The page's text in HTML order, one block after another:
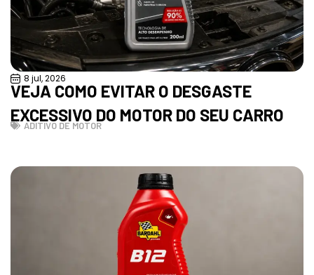
8 jul, 2026
VEJA COMO EVITAR O DESGASTE
EXCESSIVO DO MOTOR DO SEU CARRO
ADITIVO DE MOTOR